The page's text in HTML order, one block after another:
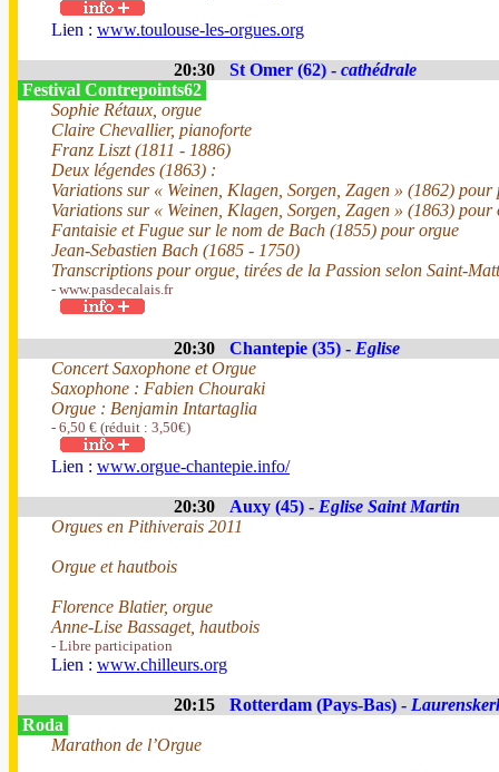
Lien : www.toulouse-les-orgues.org
20:30 St Omer (62) - cathédrale
Festival Contrepoints62
Sophie Rétaux, orgue
Claire Chevallier, pianoforte
Franz Liszt (1811 - 1886)
Deux légendes (1863) :
Variations sur « Weinen, Klagen, Sorgen, Zagen » (1862) pour
Variations sur « Weinen, Klagen, Sorgen, Zagen » (1863) pour
Fantaisie et Fugue sur le nom de Bach (1855) pour orgue
Jean-Sebastien Bach (1685 - 1750)
Transcriptions pour orgue, tirées de la Passion selon Saint-
- www.pasdecalais.fr
20:30 Chantepie (35) - Eglise
Concert Saxophone et Orgue
Saxophone : Fabien Chouraki
Orgue : Benjamin Intartaglia
- 6,50 € (réduit : 3,50€)
Lien : www.orgue-chantepie.info/
20:30 Auxy (45) - Eglise Saint Martin
Orgues en Pithiverais 2011
Orgue et hautbois
Florence Blatier, orgue
Anne-Lise Bassaget, hautbois
- Libre participation
Lien : www.chilleurs.org
20:15 Rotterdam (Pays-Bas) -
Roda
Marathon de l’Orgue